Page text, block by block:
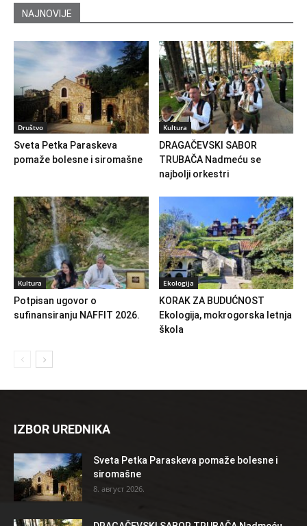
NAJNOVIJE
Društvo
Sveta Petka Paraskeva
pomaže bolesne i siromašne
Kultura
DRAGAČEVSKI SABOR
TRUBAČA Nadmeću se
najbolji orkestri
Kultura
Potpisan ugovor o
sufinansiranju NAFFIT 2026.
Ekologija
KORAK ZA BUDUĆNOST
Ekologija, mokrogorska letnja
škola
IZBOR UREDNIKA
Sveta Petka Paraskeva pomaže bolesne i
siromašne
8. август 2026.